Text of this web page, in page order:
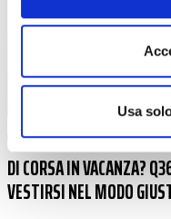
Usa
ABBIGLIAMENTO |08-08-2025
DI CORSA IN VACANZA?
VESTIRSI NEL MODO